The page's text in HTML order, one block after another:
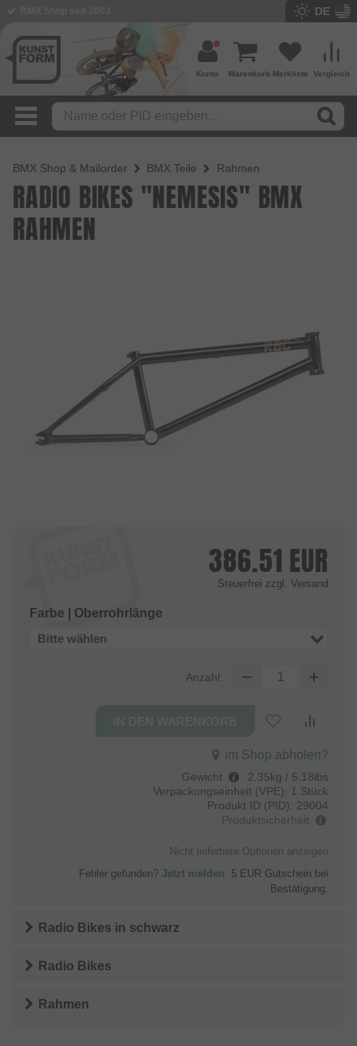
DE
Vergleich
Merkliste
Warenkorb
Konto
BMX Shop & Mailorder BMX Teile Rahmen
RADIO BIKES "NEMESIS" BMX
RAHMEN
386.51 EUR
Steuerfrei zzgl. Versand
Farbe | Oberrohrlänge
Bitte wählen
Anzahl:
im Shop abholen?
Gewicht : 2.35kg / 5.18lbs
Verpackungseinheit (VPE): 1 Stück
Produkt ID (PID): 29004
Produktsicherheit
Nicht lieferbare Optionen anzeigen
Fehler gefunden? Jetzt melden. 5 EUR Gutschein bei
Bestätigung.
Radio Bikes in schwarz
Radio Bikes
Rahmen